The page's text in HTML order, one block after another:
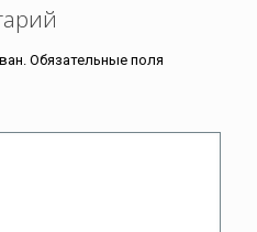
Обязательные поля